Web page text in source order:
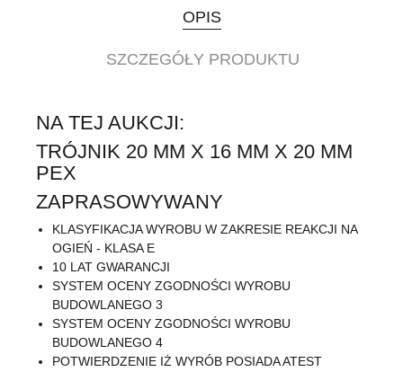
OPIS
SZCZEGÓŁY PRODUKTU
NA TEJ AUKCJI:
TRÓJNIK 20 MM X 16 MM X 20 MM
PEX
ZAPRASOWYWANY
KLASYFIKACJA WYROBU W ZAKRESIE REAKCJI NA
OGIEŃ - KLASA E
10 LAT GWARANCJI
SYSTEM OCENY ZGODNOŚCI WYROBU
BUDOWLANEGO 3
SYSTEM OCENY ZGODNOŚCI WYROBU
BUDOWLANEGO 4
POTWIERDZENIE IŻ WYRÓB POSIADA ATEST